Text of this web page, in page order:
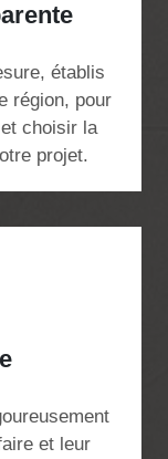
établis
région, pour
choisir la
projet.
et leur